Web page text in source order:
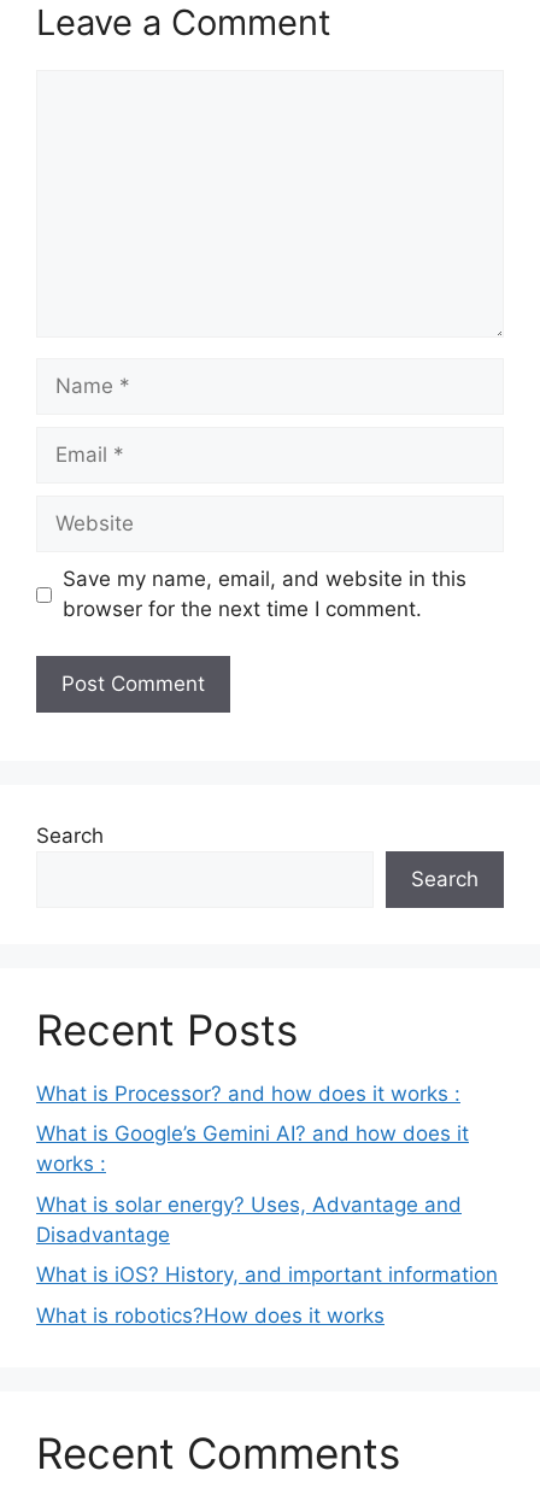
Leave a Comment
Name
Email
Website
Save my name, email, and website in this
browser for the next time I comment.
Search
Search
Recent Posts
What is Processor? and how does it works :
What is Google’s Gemini AI? and how does it
works :
What is solar energy? Uses, Advantage and
Disadvantage
What is iOS? History, and important information
What is robotics?How does it works
Recent Comments